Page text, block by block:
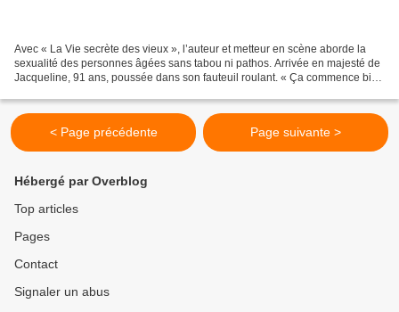
Avec « La Vie secrète des vieux », l’auteur et metteur en scène aborde la
sexualité des personnes âgées sans tabou ni pathos. Arrivée en majesté de
Jacqueline, 91 ans, poussée dans son fauteuil roulant. « Ça commence bien
< Page précédente Page suivante >
Hébergé par Overblog
Top articles
Pages
Contact
Signaler un abus